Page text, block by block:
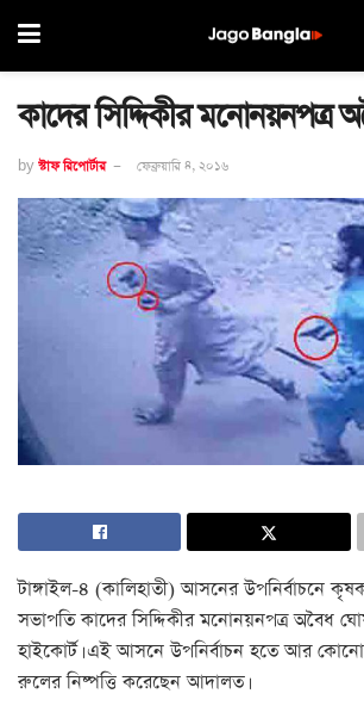
কাদের সিদ্দিকীর মনোনয়নপত্র
by স্টাফ রিপোর্টার ফেব্রুয়ারি ৪, ২০১৬
টাঙ্গাইল-৪ (কালিহাতী) আসনের উপনির্বাচনে
সভাপতি কাদের সিদ্দিকীর মনোনয়নপত্র অবৈধ
হাইকোর্ট। এই আসনে উপনির্বাচন হতে আর কোনো
রুলের নিষ্পত্তি করেছেন আদালত।